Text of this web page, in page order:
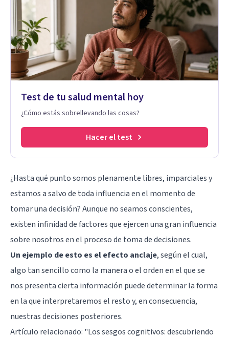
Test de tu salud mental hoy
¿Cómo estás sobrellevando las cosas?
Hacer el test
¿Hasta qué punto somos plenamente libres, imparciales y
estamos a salvo de toda influencia en el momento de
tomar una decisión? Aunque no seamos conscientes,
existen infinidad de factores que ejercen una gran influencia
sobre nosotros en el proceso de toma de decisiones.
Un ejemplo de esto es el efecto anclaje, según el cual,
algo tan sencillo como la manera o el orden en el que se
nos presenta cierta información puede determinar la forma
en la que interpretaremos el resto y, en consecuencia,
nuestras decisiones posteriores.
Artículo relacionado: "Los sesgos cognitivos: descubriendo